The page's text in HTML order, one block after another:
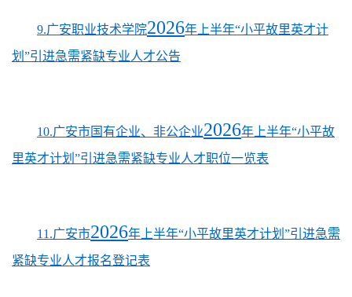
9.广安职业技术学院2026年上半年“小平故里英才计
划”引进急需紧缺专业人才公告
10.广安市国有企业、非公企业2026年上半年“小平故
里英才计划”引进急需紧缺专业人才职位一览表
11.广安市2026年上半年“小平故里英才计划”引进急需
紧缺专业人才报名登记表